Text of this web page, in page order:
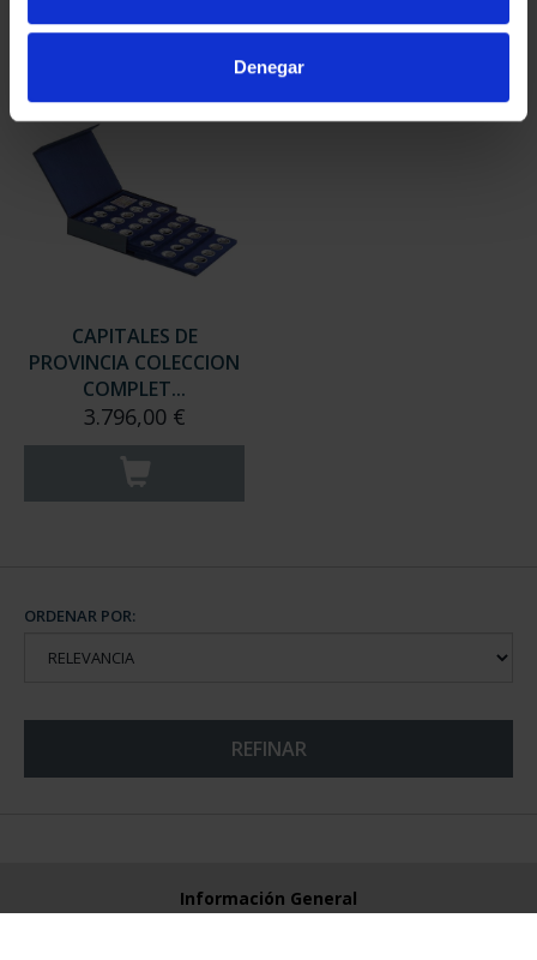
Denegar
registrados
registrados
CAPITALES DE
PROVINCIA COLECCION
COMPLET...
3.796,00 €
ORDENAR POR:
REFINAR
Información General